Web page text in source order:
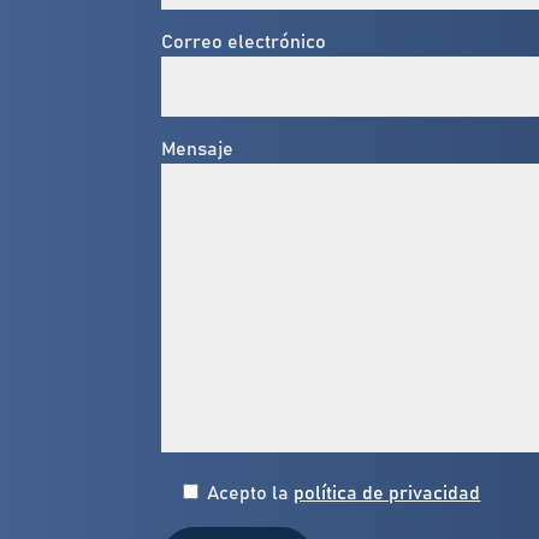
Correo electrónico
Mensaje
Acepto la política de privacidad